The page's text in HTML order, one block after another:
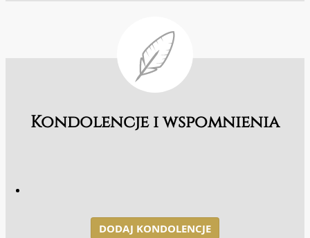
Kondolencje i wspomnienia
DODAJ KONDOLENCJE